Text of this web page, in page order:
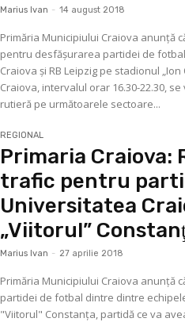
Marius Ivan - 14 august 2018
Primăria Municipiului Craiova anunţă
pentru desfăşurarea partidei de
Craiova şi RB Leipzig pe stadionul
Craiova, intervalul orar 16.30-22.30,
rutieră pe următoarele sectoare...
REGIONAL
Primaria Craiova:
trafic pentru
Universitatea
„Viitorul”
Marius Ivan - 27 aprilie 2018
Primăria Municipiului Craiova anunţă
partidei de fotbal dintre dintre
"Viitorul" Constanţa, partidă ce va